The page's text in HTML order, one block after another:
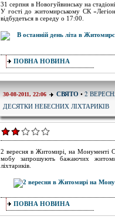
31 серпня в Новогуйвинську на
У гості до житомирському СК
відбудеться в середу о 17:00.
ПОВНА НОВИНА
30-08-2011, 22:06 СВЯТО • 2
ДЕСЯТКИ НЕБЕСНИХ ЛІХТАРИКІВ
2 вересня в Житомирі, на Монументі
мобу запрошують бажаючих
ліхтариків.
ПОВНА НОВИНА